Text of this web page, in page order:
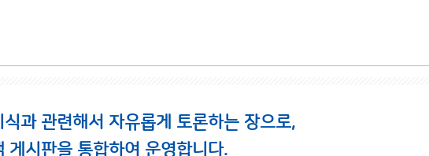
과 관련해서 자유롭게 토론하는 장으로,
게시판을 통합하여 운영합니다.